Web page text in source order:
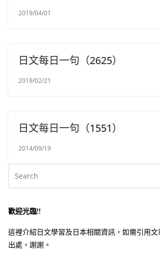
2019/04/01
日文每日一句（2625）
2019/02/21
日文每日一句（1551）
2014/09/19
歡迎光臨!!
這裡介紹日文學習及日本相關資訊，如需引用
出處，謝謝。